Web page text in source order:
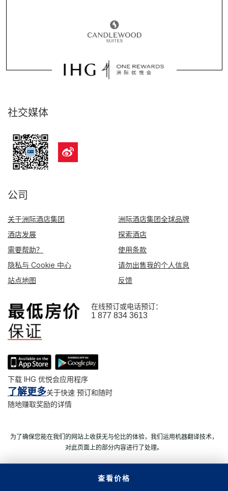
查看价格
社交媒体
公司
关于洲际酒店集团
洲际酒店集团全球品牌
酒店发展
探索酒店
需要帮助？
使用条款
隐私与 Cookie 中心
请勿出售我的个人信息
站点地图
反馈
在线预订或电话预订：
1 877 834 3613
下载 IHG 优悦会应用程序
了解更多关于快速 预订和随时
随地赚取奖励的详情
为了确保您能在我们的网站上收获无与伦比的体验，我们运用机器翻译技术，
对此页面上的部分内容进行了处理。
© 2026 洲际酒店集团。 版权所有。 多数酒店为独立产权及独立经